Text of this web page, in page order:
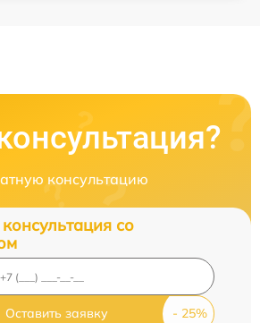
консультацию
со
Оставить заявку